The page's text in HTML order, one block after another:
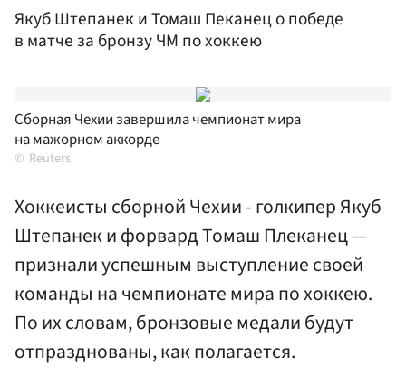
Якуб Штепанек и Томаш Пеканец о победе
в матче за бронзу ЧМ по хоккею
Сборная Чехии завершила чемпионат мира
на мажорном аккорде
Reuters
Хоккеисты сборной Чехии - голкипер Якуб
Штепанек и форвард Томаш Плеканец —
признали успешным выступление своей
команды на чемпионате мира по хоккею.
По их словам, бронзовые медали будут
отпразднованы, как полагается.